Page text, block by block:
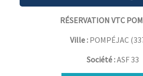
RÉSERVATION VTC
Ville : POMPÉJAC(
Société :ASF 33